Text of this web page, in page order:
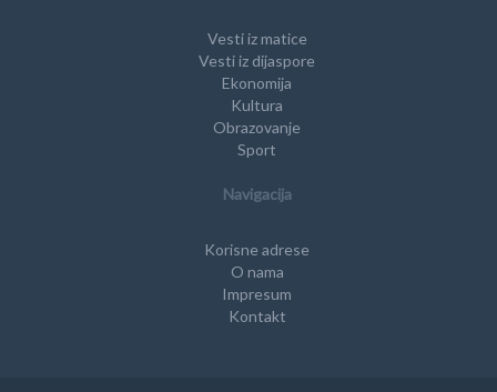
Vesti iz matice
Vesti iz dijaspore
Ekonomija
Kultura
Obrazovanje
Sport
Navigacija
Korisne adrese
O nama
Impresum
Kontakt